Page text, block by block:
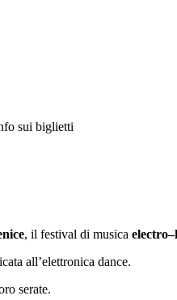
sui biglietti
, il festival di musica
all’elettronica dance.
serate.